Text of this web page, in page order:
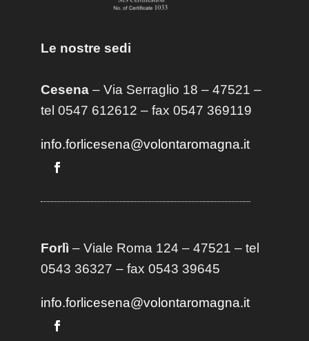
Le nostre sedi
Cesena– Via Serraglio 18 – 47521 –
tel 0547 612612 – fax 0547 369119
info.forlicesena@volontaromagna.it
Forlì – Viale Roma 124 – 47521 – tel
0543 36327 – fax 0543 39645
info.forlicesena@volontaromagna.it